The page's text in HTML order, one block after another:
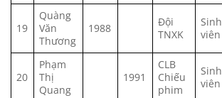
19
Quàng
Văn
Thương
1988
Đội
TNXK
Sinh
viên
20
Phạm
Thị
Quang
1991
CLB
Chiếu
phim
Sinh
viên